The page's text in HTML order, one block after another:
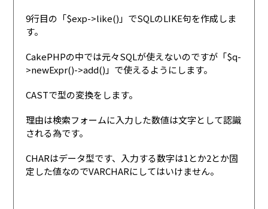
9行目の「$exp->like()」でSQLのLIKE句を作成しま
す。
CakePHPの中では元々SQLが使えないのですが「$q-
>newExpr()->add()」で使えるようにします。
CASTで型の変換をします。
理由は検索フォームに入力した数値は文字として認識
される為です。
CHARはデータ型です、入力する数字は1とか2とか固
定した値なのでVARCHARにしてはいけません。